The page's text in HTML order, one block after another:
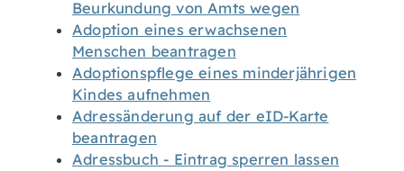
Beurkundung von Amts wegen
Adoption eines erwachsenen
Menschen beantragen
Adoptionspflege eines minderjährigen
Kindes aufnehmen
Adressänderung auf der eID-Karte
beantragen
Adressbuch - Eintrag sperren lassen